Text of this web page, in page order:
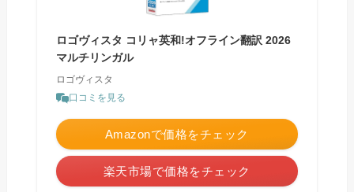
ロゴヴィスタ コリャ英和!オフライン翻訳 2026
マルチリンガル
ロゴヴィスタ
口コミを見る
Amazonで価格をチェック
楽天市場で価格をチェック